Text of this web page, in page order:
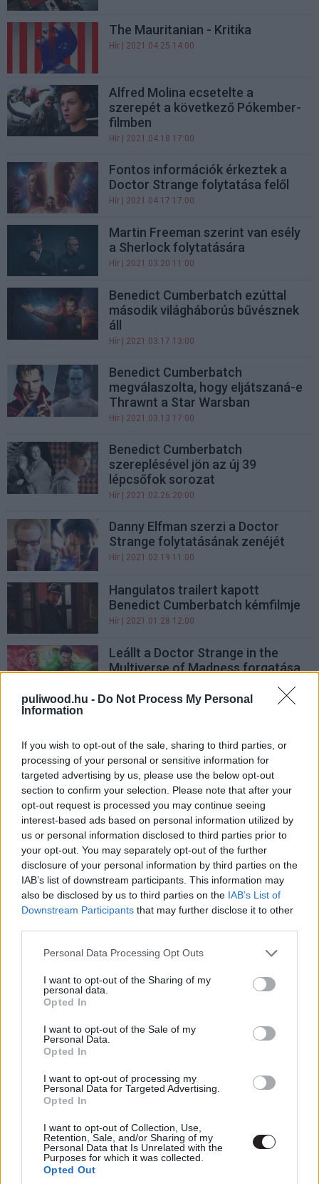
puliwood.hu - Do Not Process My Personal
Information
If you wish to opt-out of the sale, sharing to third parties, or
processing of your personal or sensitive information for
targeted advertising by us, please use the below opt-out
section to confirm your selection. Please note that after your
opt-out request is processed you may continue seeing
interest-based ads based on personal information utilized by
us or personal information disclosed to third parties prior to
your opt-out. You may separately opt-out of the further
disclosure of your personal information by third parties on the
IAB’s list of downstream participants. This information may
also be disclosed by us to third parties on the IAB’s List of
Downstream Participants that may further disclose it to other
Please note that this website/app uses one or more Google
not limited to your visit or usage behaviour. You may click to
grant or deny consent to Google and its third-party tags to
use your data for below specified purposes in below Google
consent section.
Personal Data Processing Opt Outs
I want to opt-out of the Sharing of my
personal data.
Opted In
I want to opt-out of the Sale of my
Personal Data.
Opted In
I want to opt-out of processing my
Personal Data for Targeted Advertising.
Opted In
I want to opt-out of Collection, Use,
Retention, Sale, and/or Sharing of my
Personal Data that Is Unrelated with the
Purposes for which it was collected.
Opted Out
The Mauritanian - Kritika
Hír | 2021.04.25 14:00
Alfred Molina ecsetelte a
szerepét a következő Pókember-
filmben
Hír | 2021.04.18 17:00
Fontos információk érkeztek a
Doctor Strange folytatása felől
Hír | 2021.04.17 17:00
Martin Freeman szerint van esély
a Sherlock folytatására
Hír | 2021.03.20 11:00
Benedict Cumberbatch ezúttal
második világháborús bűvésznek
áll
Hír | 2021.03.17 13:00
Benedict Cumberbatch
megválaszolta, hogy eljátszaná-e
Thrawnt a Star Warsban
Hír | 2021.03.13 17:00
Benedict Cumberbatch
szereplésével jön az új 39
lépcsőfok sorozat
Hír | 2021.02.26 20:00
Danny Elfman szerzi a Doctor
Strange folytatásának zenéjét
Hír | 2021.02.19 11:00
Hangulatos trailert kapott
Benedict Cumberbatch kémfilmje
Hír | 2021.01.28 12:00
Leállt a Doctor Strange in the
Multiverse of Madness forgatása
Hír| 2021.01.08 17:00
Octopusként a Pókember 3-ban
Hír| 2020.12.08 22:00
TOP 7: Ki legyen Johnny Depp
utódja a Legendás állatok
folytatásában?
Hír| 2020.11.07 12:00
America Chavez is benne lehet a
Doctor Strange folytatásában
Hír| 2020.10.18 11:00
Doctor Strange is benne lesz a
Pókember 3. részében
Otthonról is megnézhetjük
Frankensteinjét
Hír
A Pókember-trilógia rendezője
készítheti el a Doctor Strange
Rendező nélkül maradt a Doctor
Strange in the Multiverse of